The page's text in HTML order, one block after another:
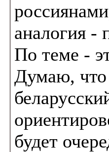
аналогия -
По теме -
Думаю, что
будет